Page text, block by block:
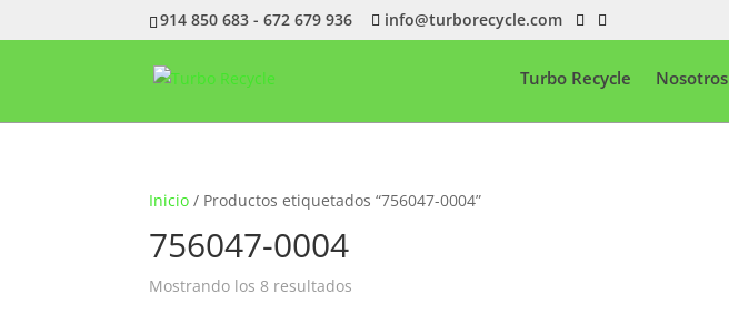
914 850 683 - 672 679 936 info@turborecycle.com
Turbo Recycle Nosotros
Inicio / Productos etiquetados “756047-0004”
756047-0004
Mostrando los 8 resultados